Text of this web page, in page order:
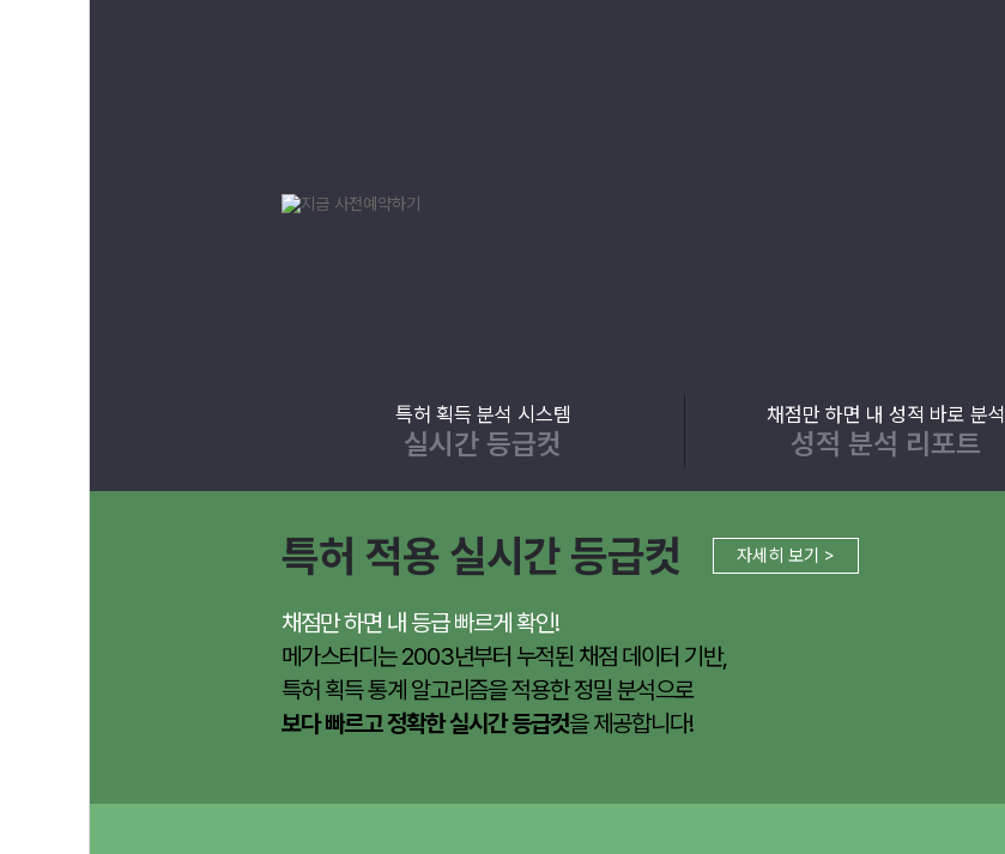
특허 획득 분석 시스템
실시간 등급컷
채점만 하면 내 성적 바로 분석
성적 분석 리포트
특허 적용 실시간 등급컷 자세히 보기 >
채점만 하면 내 등급 빠르게 확인!
메가스터디는 2003년부터 누적된 채점 데이터 기반,
특허 획득 통계 알고리즘을 적용한 정밀 분석으로
보다 빠르고 정확한 실시간 등급컷을 제공합니다!